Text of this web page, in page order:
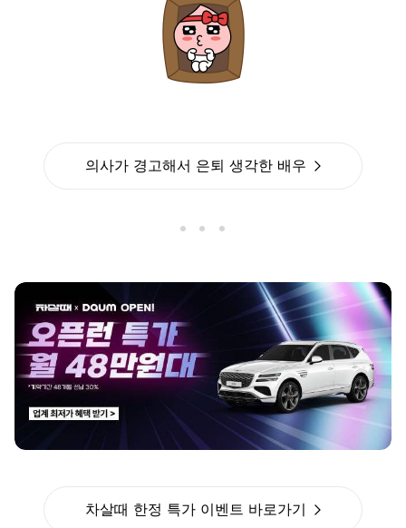
의사가 경고해서 은퇴 생각한 배우
차살때 한정 특가 이벤트 바로가기